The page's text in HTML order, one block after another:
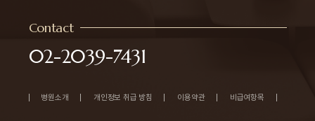
Contact
02-2039-7431
병원소개 개인정보 취급 방침 이용약관 비급여항목